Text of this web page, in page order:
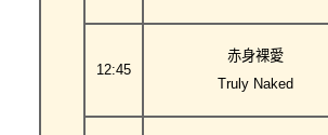
12:45
赤身裸愛
Truly Naked